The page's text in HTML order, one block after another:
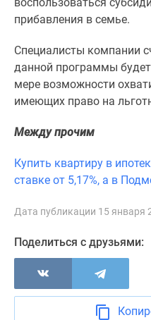
Квартиры
карте
Ипотечный
Семейная
Военная
ипотека
программы
Медиа
Новости
недвижимости
прибавления в семье.
Специалисты компании
данной программы
мере возможности
имеющих право на
Между прочим
Купить квартиру в
ставке от 5,17%, а в
Дата публикации 15 января
Поделиться с друзьями: